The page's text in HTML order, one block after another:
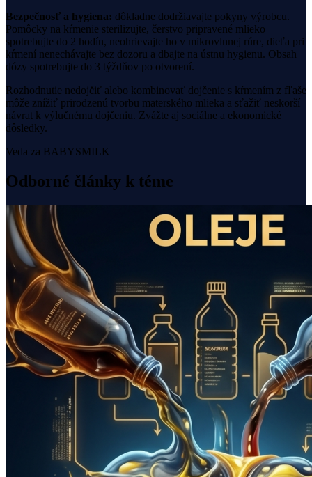
Bezpečnosť a hygiena: dôkladne dodržiavajte pokyny výrobcu.
Pomôcky na kŕmenie sterilizujte, čerstvo pripravené mlieko
spotrebujte do 2 hodín, neohrievajte ho v mikrovlnnej rúre, dieťa pri
kŕmení nenechávajte bez dozoru a dbajte na ústnu hygienu. Obsah
dózy spotrebujte do 3 týždňov po otvorení.
Rozhodnutie nedojčiť alebo kombinovať dojčenie s kŕmením z fľaše
môže znížiť prirodzenú tvorbu materského mlieka a sťažiť neskorší
návrat k výlučnému dojčeniu. Zvážte aj sociálne a ekonomické
dôsledky.
Veda za BABYSMILK
Odborné články k téme